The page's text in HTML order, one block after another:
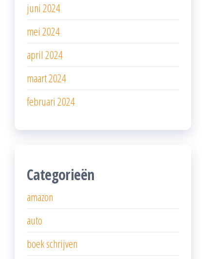
juni 2024
mei 2024
april 2024
maart 2024
februari 2024
Categorieën
amazon
auto
boek schrijven